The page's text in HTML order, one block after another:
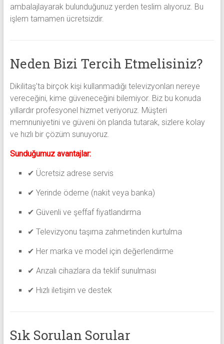
ambalajlayarak bulunduğunuz yerden teslim alıyoruz. Bu
işlem tamamen ücretsizdir.
Neden Bizi Tercih Etmelisiniz?
Dikilitaş’ta birçok kişi kullanmadığı televizyonları nereye
vereceğini, kime güveneceğini bilemiyor. Biz bu konuda
yıllardır profesyonel hizmet veriyoruz. Müşteri
memnuniyetini ve güveni ön planda tutarak, sizlere kolay
ve hızlı bir çözüm sunuyoruz.
Sunduğumuz avantajlar:
✔ Ücretsiz adrese servis
✔ Yerinde ödeme (nakit veya banka)
✔ Güvenli ve şeffaf fiyatlandırma
✔ Televizyonu taşıma zahmetinden kurtulma
✔ Her marka ve model için değerlendirme
✔ Arızalı cihazlara da teklif sunulması
✔ Hızlı iletişim ve destek
Sık Sorulan Sorular